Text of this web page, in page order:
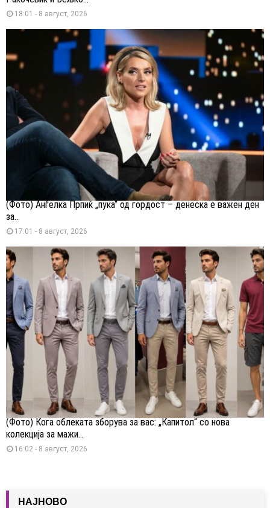
18:01 - 8 август, 2026
(Фото) Анѓелка Прпиќ „пука“ од гордост – денеска е важен ден
за...
17:01 - 8 август, 2026
(Фото) Кога облеката зборува за вас: „Капитол“ со нова
колекција за мажи...
16:02 - 8 август, 2026
НАЈНОВО